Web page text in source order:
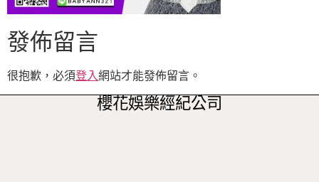
發佈留言
很抱歉，必須登入網站才能發佈留言。
櫻花娛樂經紀公司